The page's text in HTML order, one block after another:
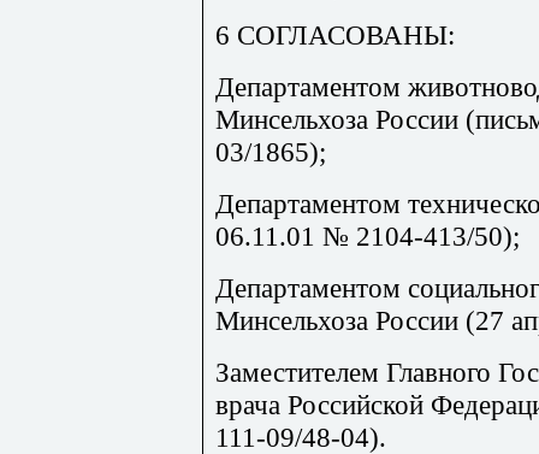
6 СОГЛАСОВАНЫ:
Департаментом
Минсельхоза России
03/1865);
Департаментом
06.11.01 № 2104-413/50);
Департаментом
Минсельхоза России (27
Заместителем Главного
врача Российской
111-09/48-04).